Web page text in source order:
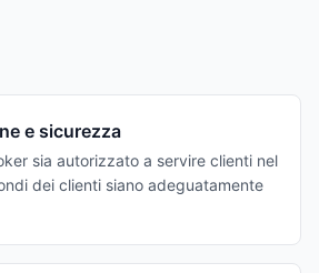
e sicurezza
sia autorizzato a servire clienti nel
dei clienti siano adeguatamente